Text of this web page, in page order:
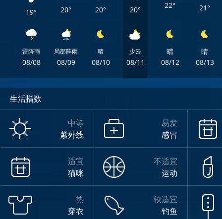
19°
雷阵雨
08/08
20°
局部阵雨
08/09
20°
晴
08/10
20°
少云
08/11
22°
晴
08/12
21°
晴
08/13
生活指数
中等
紫外线
易发
感冒
适宜
猫咪
不适宜
运动
热
穿衣
较适宜
钓鱼